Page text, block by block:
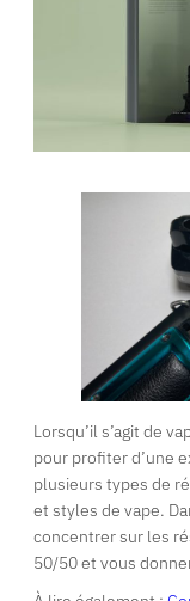
Lorsqu’il s’agit de
pour profiter d’une
plusieurs types de
et styles de vape.
concentrer sur les
50/50 et vous